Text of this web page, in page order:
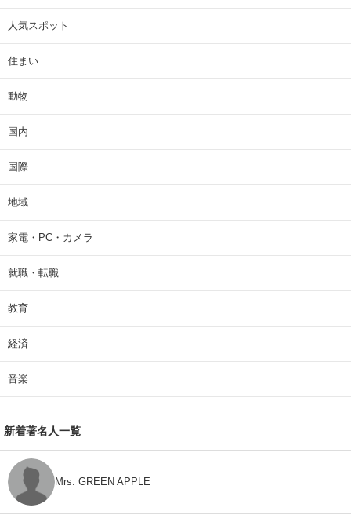
人気スポット
住まい
動物
国内
国際
地域
家電・PC・カメラ
就職・転職
教育
経済
音楽
新着著名人一覧
Mrs. GREEN APPLE